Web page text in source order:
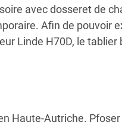
avec dosseret de
Afin de pouvoir
Linde H70D, le
Haute-Autriche.